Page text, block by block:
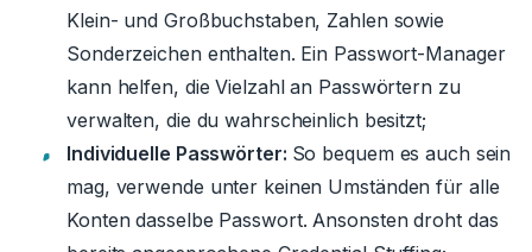
Klein- und Großbuchstaben, Zahlen sowie
Sonderzeichen enthalten. Ein Passwort-Manager
kann helfen, die Vielzahl an Passwörtern zu
verwalten, die du wahrscheinlich besitzt;
Individuelle Passwörter: So bequem es auch sein
mag, verwende unter keinen Umständen für alle
Konten dasselbe Passwort. Ansonsten droht das